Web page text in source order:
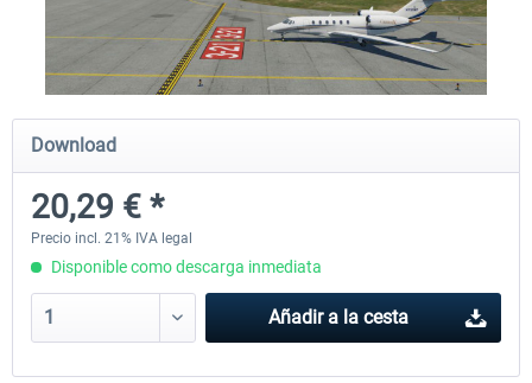
Base San...
20,29 € *
Download
20,29 € *
Precio incl. 21% IVA legal
Disponible como descarga inmediata
Añadir a la cesta